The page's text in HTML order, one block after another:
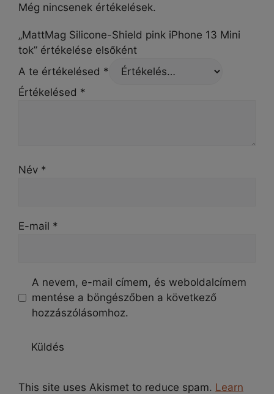
Még nincsenek értékelések.
„MattMag Silicone-Shield pink iPhone 13 Mini
tok” értékelése elsőként
A te értékelésed *
Értékelésed *
Név *
E-mail *
A nevem, e-mail címem, és weboldalcímem
mentése a böngészőben a következő
hozzászólásomhoz.
This site uses Akismet to reduce spam. Learn